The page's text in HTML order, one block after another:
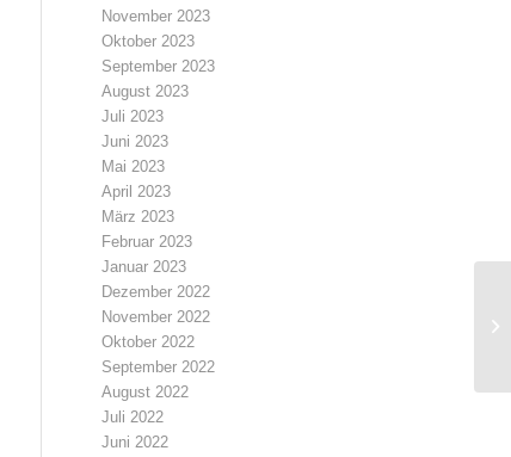
November 2023
Oktober 2023
September 2023
August 2023
Juli 2023
Juni 2023
Mai 2023
April 2023
März 2023
Februar 2023
Januar 2023
Dezember 2022
November 2022
Oktober 2022
September 2022
August 2022
Juli 2022
Juni 2022